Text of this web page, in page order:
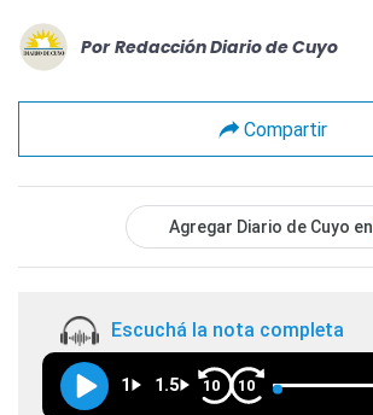
Por Redacción Diario de Cuyo
Compartir
Agregar Diario de Cuyo en
Escuchá la nota completa
1 1.5 10 10